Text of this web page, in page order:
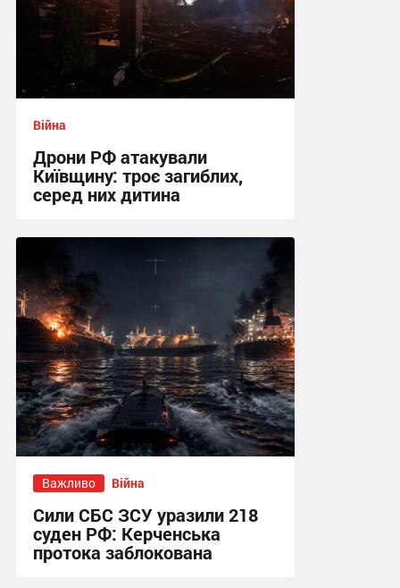
Війна
Дрони РФ атакували
Київщину: троє загиблих,
серед них дитина
Важливо Війна
Сили СБС ЗСУ уразили 218
суден РФ: Керченська
протока заблокована